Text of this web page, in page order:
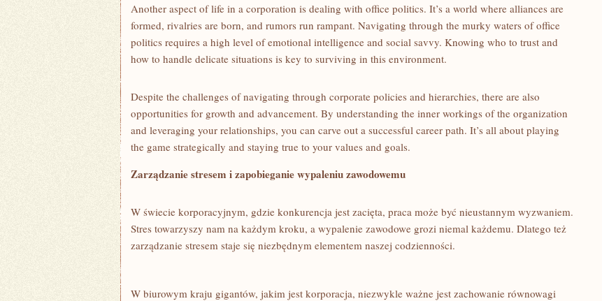
Another aspect of‌ life in a corporation is dealing with office politics. It’s a world ‌where alliances are ​
formed, rivalries are born, and rumors run rampant. Navigating through the murky⁢ waters of office
politics requires a high level of emotional intelligence⁢ and social savvy. Knowing who to trust and
how ‌to handle delicate situations is key to surviving in this environment.
Despite the challenges of navigating through corporate policies ⁣and hierarchies, there are⁢ also
opportunities for growth ‌and advancement. By understanding the ⁤inner workings of the organization
and leveraging your ⁤relationships, you ⁤can carve out a successful career path. ‌It’s all⁤ about⁣ playing
the game strategically ​and staying true to your values⁤ and goals.
Zarządzanie ⁣stresem i ‌zapobieganie wypaleniu zawodowemu
W świecie⁣ korporacyjnym, gdzie konkurencja jest ⁣zacięta,⁤ praca może być⁢ nieustannym wyzwaniem.
Stres ​towarzyszy nam na każdym ⁤kroku, a⁢ wypalenie ⁢zawodowe grozi niemal każdemu. Dlatego też
zarządzanie ⁢stresem staje się niezbędnym elementem naszej codzienności.
W⁢ biurowym kraju gigantów, jakim jest korporacja, ⁤niezwykle ważne​ jest zachowanie⁢ równowagi ​